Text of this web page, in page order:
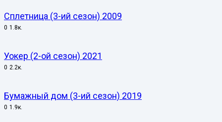
Сплетница (3-ий сезон) 2009
0 1.8к.
Уокер (2-ой сезон) 2021
0 2.2к.
Бумажный дом (3-ий сезон) 2019
0 1.9к.